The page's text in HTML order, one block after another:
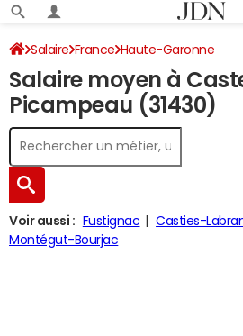
Salaire France Haute-Garonne
Salaire moyen à
Picampeau (31430)
Voir aussi : Fustignac Casties-
Montégut-Bourjac